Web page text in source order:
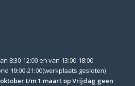
8:30-12:00 en van 13:00-18:00
19:00-21:00(werkplaats gesloten)
t/m 1 maart op Vrijdag geen